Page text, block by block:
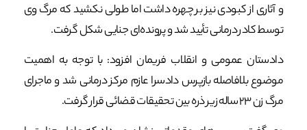
و آثاری از کبودی نیز بر چهره داشت اما طولی نکشید که مرگ وی
توسط کادر درمانی تأیید شد و پرونده‌ای جنایی شکل گرفت.
دادستان عمومی و انقلاب فریمان افزود: با توجه به اهمیت
موضوع بلافاصله بازپرس دادسرا عازم مرکز درمانی شد و ماجرای
مرگ زن ۲۳ ساله زیر ذره بین تحقیقات قضائی قرار گرفت.